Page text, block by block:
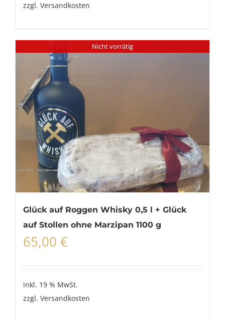
zzgl. Versandkosten
Nicht vorrätig
Glück auf Roggen Whisky 0,5 l + Glück
auf Stollen ohne Marzipan 1100 g
65,00 €
inkl. 19 % MwSt.
zzgl. Versandkosten